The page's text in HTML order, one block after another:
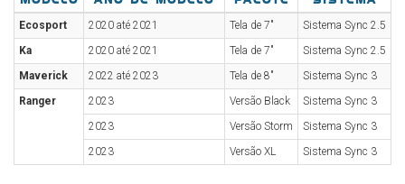
Ecosport 2020 até 2021 Tela de 7"
Sistema Sync 2.5
Ka
2020 até 2021 Tela de 7"
Sistema Sync 2.5
Maverick
2022 até 2023 Tela de 8"
Sistema Sync 3
Ranger
2023 Versão Black
Sistema Sync 3
2023
Versão Storm
Sistema Sync 3
2023
Versão XL Sistema Sync 3